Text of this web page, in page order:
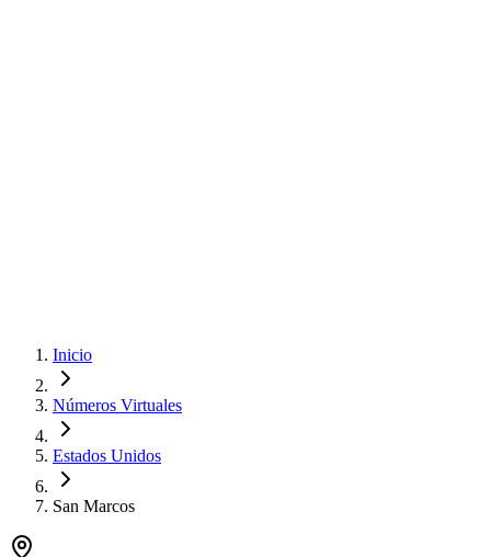
Inicio
Números Virtuales
Estados Unidos
San Marcos